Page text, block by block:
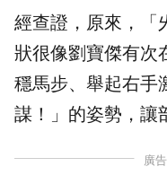
經查證，原來，「
狀很像劉寶傑有次
穩馬步、舉起右手
謀！」的姿勢，讓
廣